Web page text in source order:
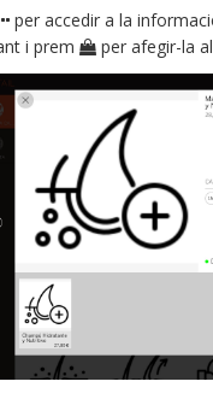
per accedir a la
i prem
per afegir-la